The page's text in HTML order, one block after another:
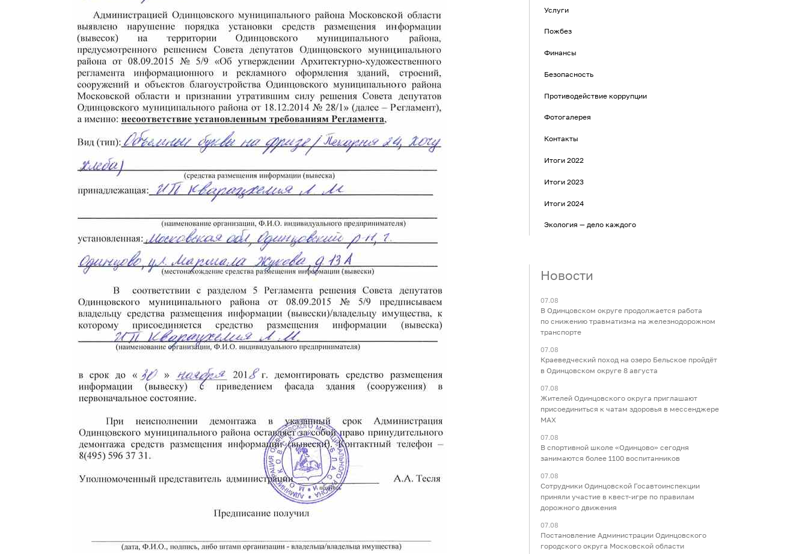
Услуги
Пожбез
Финансы
Безопасность
Противодействие коррупции
Фотогалерея
Контакты
Итоги 2022
Итоги 2023
Итоги 2024
Экология — дело каждого
Новости
07.08
В Одинцовском округе продолжается работа
по снижению травматизма на железнодорожном
транспорте
07.08
Краеведческий поход на озеро Бельское пройдёт
в Одинцовском округе 8 августа
07.08
Жителей Одинцовского округа приглашают
присоединиться к чатам здоровья в мессенджере
МАХ
07.08
В спортивной школе «Одинцово» сегодня
занимаются более 1100 воспитанников
07.08
Сотрудники Одинцовской Госавтоинспекции
приняли участие в квест-игре по правилам
дорожного движения
07.08
Постановление Администрации Одинцовского
городского округа Московской области